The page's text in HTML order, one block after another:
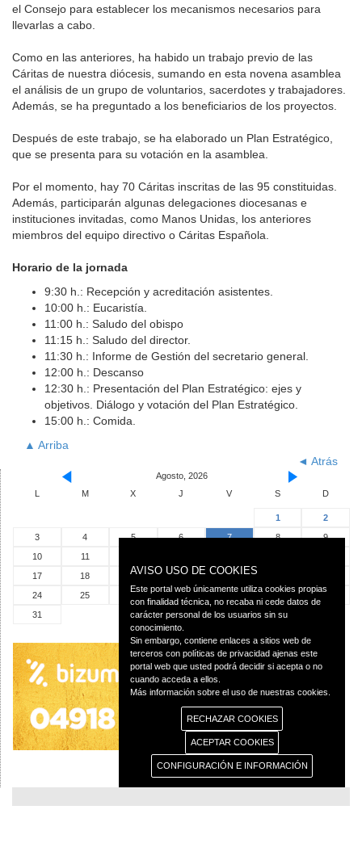
el Consejo para establecer los mecanismos necesarios para
llevarlas a cabo.
Como en las anteriores, ha habido un trabajo previo de las
Cáritas de nuestra diócesis, sumando en esta novena asamblea
el análisis de un grupo de voluntarios, sacerdotes y trabajadores.
Además, se ha preguntado a los beneficiarios de los proyectos.
Después de este trabajo, se ha elaborado un Plan Estratégico,
que se presenta para su votación en la asamblea.
Por el momento, hay 70 Cáritas inscritas de las 95 constituidas.
Además, participarán algunas delegaciones diocesanas e
instituciones invitadas, como Manos Unidas, los anteriores
miembros del equipo directivo o Cáritas Española.
Horario de la jornada
9:30 h.: Recepción y acreditación asistentes.
10:00 h.: Eucaristía.
11:00 h.: Saludo del obispo
11:15 h.: Saludo del director.
11:30 h.: Informe de Gestión del secretario general.
12:00 h.: Descanso
12:30 h.: Presentación del Plan Estratégico: ejes y
objetivos. Diálogo y votación del Plan Estratégico.
15:00 h.: Comida.
▲ Arriba
◄ Atrás
Agosto, 2026
L
M X J V S D
1
2
3
4 5 6 7 8
9
10
11
17
18 19 20 21
24
25 26 27 28 29
30
31
AVISO USO DE COOKIES
Este portal web únicamente utiliza cookies propias
con finalidad técnica, no recaba ni cede datos de
carácter personal de los usuarios sin su
conocimiento.
Sin embargo, contiene enlaces a sitios web de
terceros con políticas de privacidad ajenas este
portal web que usted podrá decidir si acepta o no
cuando acceda a ellos.
Más información sobre el uso de nuestras cookies.
RECHAZAR COOKIES
ACEPTAR COOKIES
CONFIGURACIÓN E INFORMACIÓN